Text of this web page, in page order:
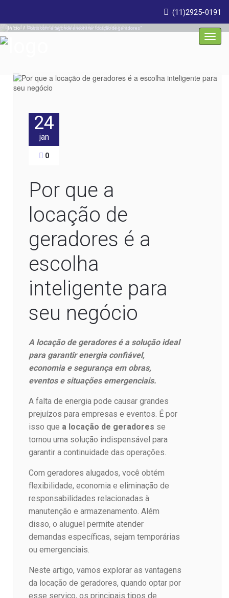
(11)2925-0191
Arquivo da tagonde encontrar locação de geradores
Início / Posts com a tagonde encontrar locação de geradores"
24
jan
0
Por que a
locação de
geradores é a
escolha
inteligente para
seu negócio
A locação de geradores é a solução ideal
para garantir energia confiável,
economia e segurança em obras,
eventos e situações emergenciais.
A falta de energia pode causar grandes
prejuízos para empresas e eventos. É por
isso que a locação de geradores se
tornou uma solução indispensável para
garantir a continuidade das operações.
Com geradores alugados, você obtém
flexibilidade, economia e eliminação de
responsabilidades relacionadas à
manutenção e armazenamento. Além
disso, o aluguel permite atender
demandas específicas, sejam temporárias
ou emergenciais.
Neste artigo, vamos explorar as vantagens
da locação de geradores, quando optar por
esse serviço, os principais tipos de